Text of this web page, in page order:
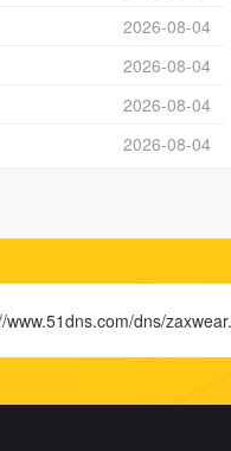
2026-08-04
2026-08-04
2026-08-04
2026-08-04
www.51dns.com/dns/